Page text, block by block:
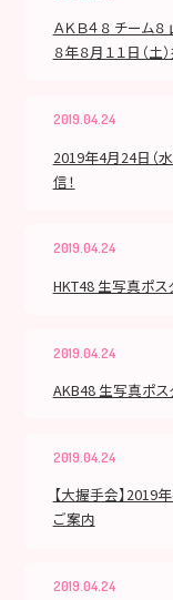
ＡＫＢ４８ チーム
８年８月１１日（土
2019.04.24
2019年4月24日（
信！
2019.04.24
HKT48 生写真ポ
2019.04.24
AKB48 生写真ポ
2019.04.24
【大握手会】2019
ご案内
2019.04.24